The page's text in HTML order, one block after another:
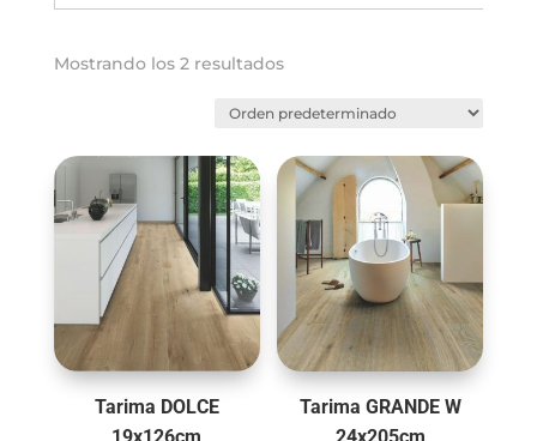
Mostrando los 2 resultados
Tarima DOLCE
Tarima GRANDE W